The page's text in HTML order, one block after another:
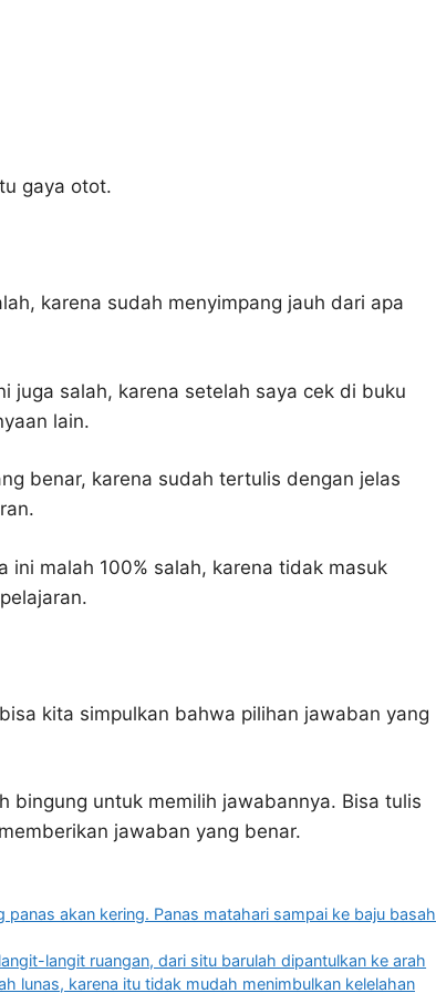
gaya otot.
karena sudah menyimpang jauh dari apa
juga salah, karena setelah saya cek di buku
lain.
benar, karena sudah tertulis dengan jelas
ini malah 100% salah, karena tidak masuk
kita simpulkan bahwa pilihan jawaban yang
bingung untuk memilih jawabannya. Bisa tulis
jawaban yang benar.
akan kering. Panas matahari sampai ke baju basah
langit ruangan, dari situ barulah dipantulkan ke arah
lunas, karena itu tidak mudah menimbulkan kelelahan